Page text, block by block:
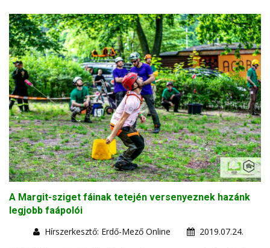
A Margit-sziget fáinak tetején versenyeznek hazánk
legjobb faápolói
Hírszerkesztő: Erdő-Mező Online
2019.07.24.